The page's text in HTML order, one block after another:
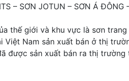
– SƠN JOTUN – SƠN Á ĐÔNG
thế giới và khu vực là sơn
Việt Nam sản xuất bán ở thị
được sản xuất bán ra thị